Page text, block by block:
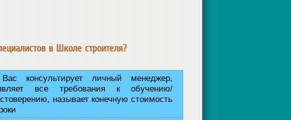
в Школе строителя?
консультирует личный менеджер,
все требования к обучению/
называет конечную стоимость